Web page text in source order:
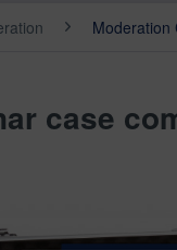
Moderation
case